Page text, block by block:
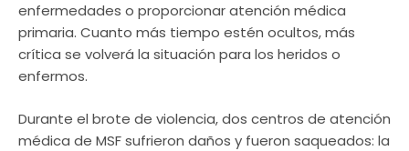
enfermedades o proporcionar atención médica
primaria. Cuanto más tiempo estén ocultos, más
crítica se volverá la situación para los heridos o
enfermos.
Durante el brote de violencia, dos centros de atención
médica de MSF sufrieron daños y fueron saqueados: la